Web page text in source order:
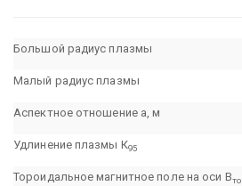
Большой радиус плазмы
Малый радиус плазмы
Аспектное отношение а, м
Удлинение плазмы К95
Тороидальное магнитное поле на оси Вто